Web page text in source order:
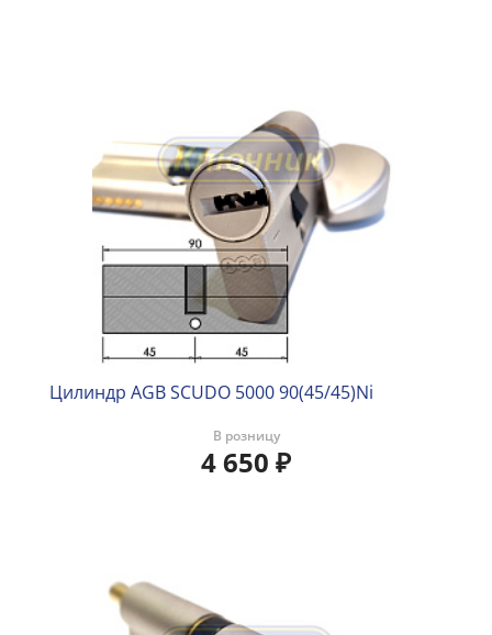
Цилиндр AGB SCUDO 5000 90(45/45)Ni
В розницу
4 650 ₽